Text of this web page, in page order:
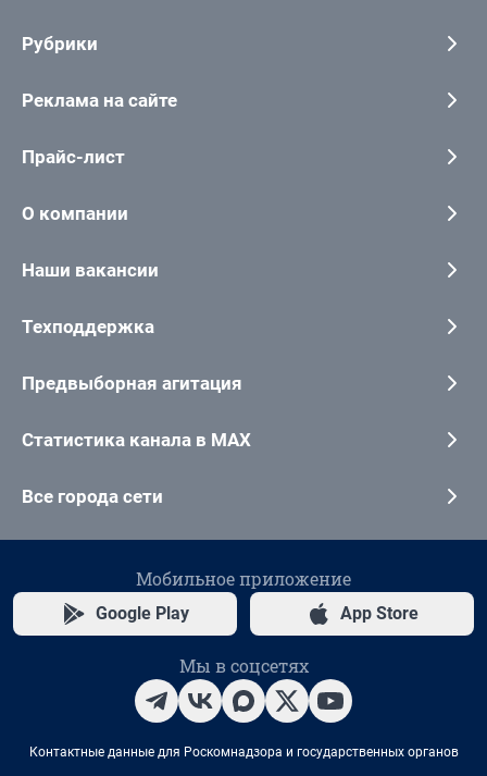
Рубрики
Реклама на сайте
Прайс-лист
О компании
Наши вакансии
Техподдержка
Предвыборная агитация
Статистика канала в MAX
Все города сети
Мобильное приложение
Google Play App Store
Мы в соцсетях
Контактные данные для Роскомнадзора и государственных органов